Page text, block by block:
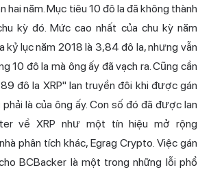
hai năm. Mục tiêu 10 đô la đã không thành
kỳ đó. Mức cao nhất của chu kỳ năm
lục năm 2018 là 3,84 đô la, nhưng vẫn
10 đô la mà ông ấy đã vạch ra. Cũng cần
đô la XRP" lan truyền đôi khi được gán
là của ông ấy. Con số đó đã được lan
về XRP như một tín hiệu mở rộng
phân tích khác, Egrag Crypto. Việc gán
BCBacker là một trong những lỗi phổ